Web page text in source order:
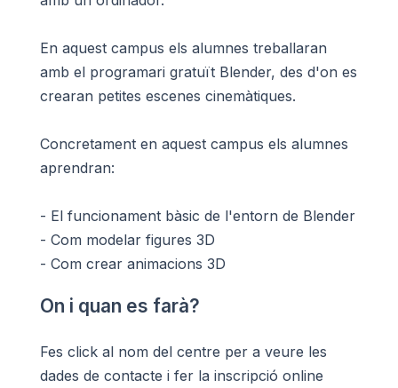
En aquest campus els alumnes treballaran
amb el programari gratuït Blender, des d'on es
crearan petites escenes cinemàtiques.
Concretament en aquest campus els alumnes
aprendran:
- El funcionament bàsic de l'entorn de Blender
- Com modelar figures 3D
- Com crear animacions 3D
On i quan es farà?
Fes click al nom del centre per a veure les
dades de contacte i fer la inscripció online